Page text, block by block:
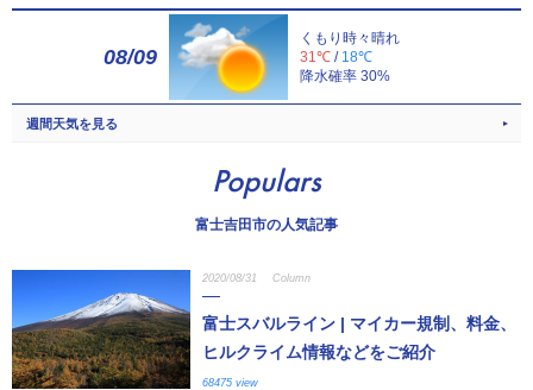
08/09
くもり時々晴れ
31℃ / 18℃
降水確率 30%
週間天気を見る
Populars
富士吉田市の人気記事
2020/08/31 Column
富士スバルライン | マイカー規制、料金、
ヒルクライム情報などをご紹介
68475 view